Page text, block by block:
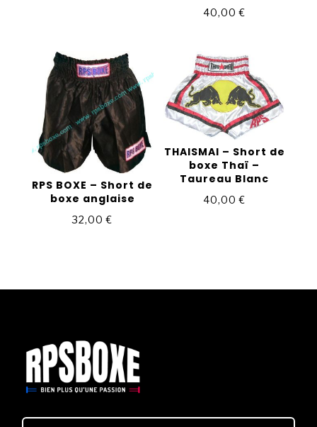
32,00 €.
40,00€
RPS BOXE – Short de
boxe anglaise
32,00€
THAISMAI – Short de
boxe Thaï –
Taureau Blanc
40,00€